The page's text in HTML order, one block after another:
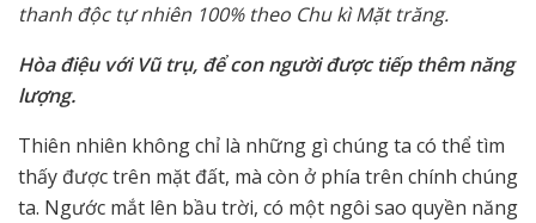
thanh độc tự nhiên 100% theo Chu kì Mặt trăng.
Hòa điệu với Vũ trụ, để con người được tiếp thêm năng
lượng.
Thiên nhiên không chỉ là những gì chúng ta có thể tìm
thấy được trên mặt đất, mà còn ở phía trên chính chúng
ta. Ngước mắt lên bầu trời, có một ngôi sao quyền năng